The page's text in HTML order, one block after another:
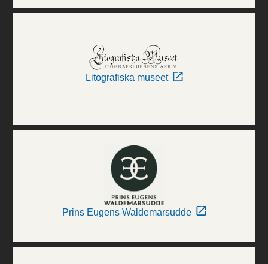
Litografiska museet
Prins Eugens Waldemarsudde